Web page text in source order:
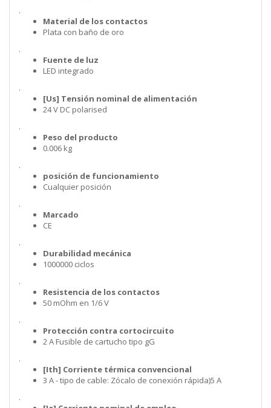
.
Material de los contactos
Plata con baño de oro
.
Fuente de luz
LED integrado
.
[Us] Tensión nominal de alimentación
24 V DC polarised
.
Peso del producto
0.006 kg
.
posición de funcionamiento
Cualquier posición
.
Marcado
CE
.
Durabilidad mecánica
1000000 ciclos
.
Resistencia de los contactos
50 mOhm en 1/6 V
.
Protección contra cortocircuito
2 A Fusible de cartucho tipo gG
.
[Ith] Corriente térmica convencional
3 A - tipo de cable: Zócalo de conexión rápida)5 A
.